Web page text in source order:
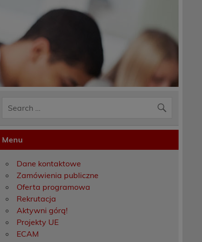
Menu
Dane kontaktowe
Zamówienia publiczne
Oferta programowa
Rekrutacja
Aktywni górą!
Projekty UE
ECAM